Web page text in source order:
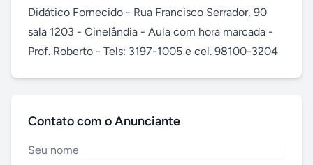
Didático Fornecido - Rua Francisco Serrador, 90
sala 1203 - Cinelândia - Aula com hora marcada -
Prof. Roberto - Tels: 3197-1005 e cel. 98100-3204
Contato com o Anunciante